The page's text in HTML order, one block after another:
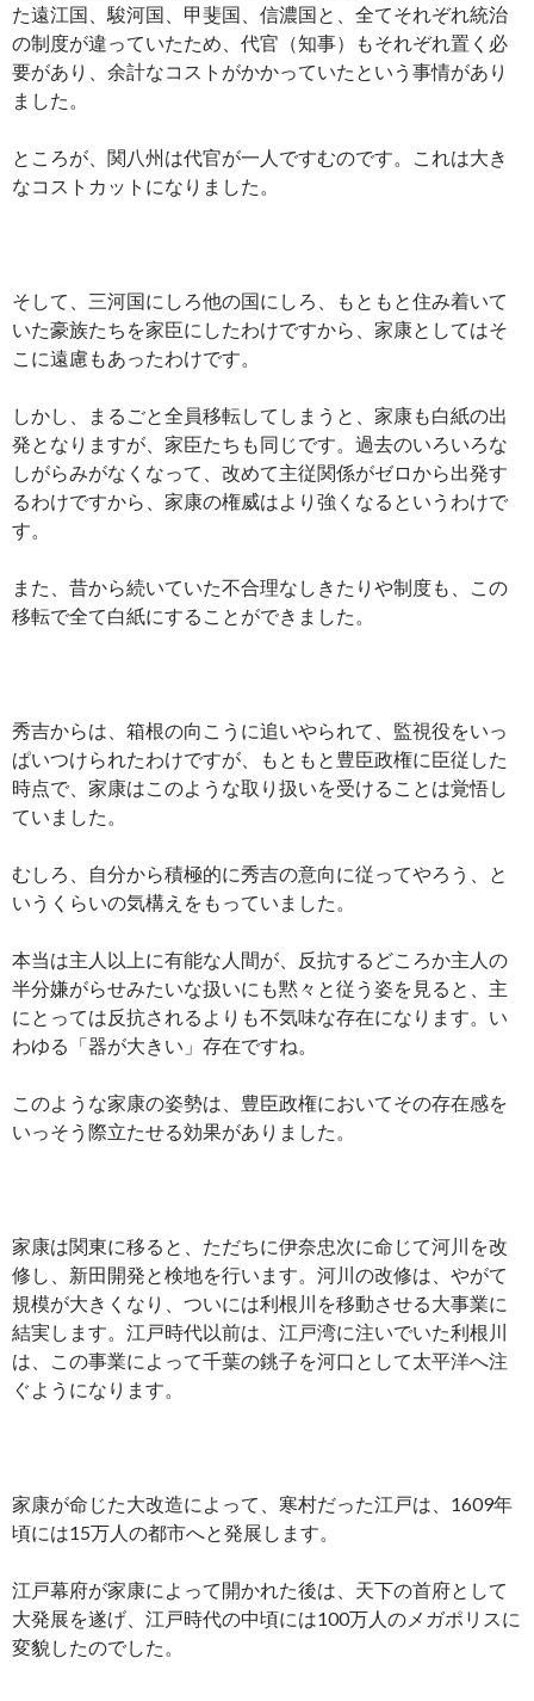
た遠江国、駿河国、甲斐国、信濃国と、全てそれぞれ統治
の制度が違っていたため、代官（知事）もそれぞれ置く必
要があり、余計なコストがかかっていたという事情があり
ました。
ところが、関八州は代官が一人ですむのです。これは大き
なコストカットになりました。
そして、三河国にしろ他の国にしろ、もともと住み着いて
いた豪族たちを家臣にしたわけですから、家康としてはそ
こに遠慮もあったわけです。
しかし、まるごと全員移転してしまうと、家康も白紙の出
発となりますが、家臣たちも同じです。過去のいろいろな
しがらみがなくなって、改めて主従関係がゼロから出発す
るわけですから、家康の権威はより強くなるというわけで
す。
また、昔から続いていた不合理なしきたりや制度も、この
移転で全て白紙にすることができました。
秀吉からは、箱根の向こうに追いやられて、監視役をいっ
ぱいつけられたわけですが、もともと豊臣政権に臣従した
時点で、家康はこのような取り扱いを受けることは覚悟し
ていました。
むしろ、自分から積極的に秀吉の意向に従ってやろう、と
いうくらいの気構えをもっていました。
本当は主人以上に有能な人間が、反抗するどころか主人の
半分嫌がらせみたいな扱いにも黙々と従う姿を見ると、主
にとっては反抗されるよりも不気味な存在になります。い
わゆる「器が大きい」存在ですね。
このような家康の姿勢は、豊臣政権においてその存在感を
いっそう際立たせる効果がありました。
家康は関東に移ると、ただちに伊奈忠次に命じて河川を改
修し、新田開発と検地を行います。河川の改修は、やがて
規模が大きくなり、ついには利根川を移動させる大事業に
結実します。江戸時代以前は、江戸湾に注いでいた利根川
は、この事業によって千葉の銚子を河口として太平洋へ注
ぐようになります。
家康が命じた大改造によって、寒村だった江戸は、1609年
頃には15万人の都市へと発展します。
江戸幕府が家康によって開かれた後は、天下の首府として
大発展を遂げ、江戸時代の中頃には100万人のメガポリスに
変貌したのでした。